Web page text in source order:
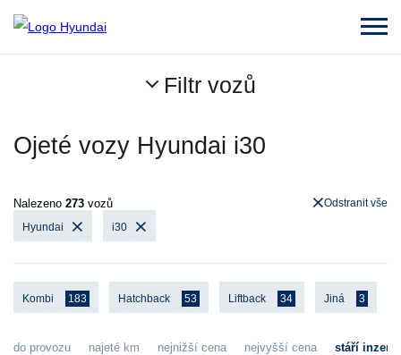
Filtr vozů
Ojeté vozy Hyundai i30
Nalezeno 273 vozů
Hyundai i30
Odstranit vše
Kombi 183 Hatchback 53 Liftback 34 Jiná 3
do provozu najeté km nejnižší cena nejvyšší cena stáří